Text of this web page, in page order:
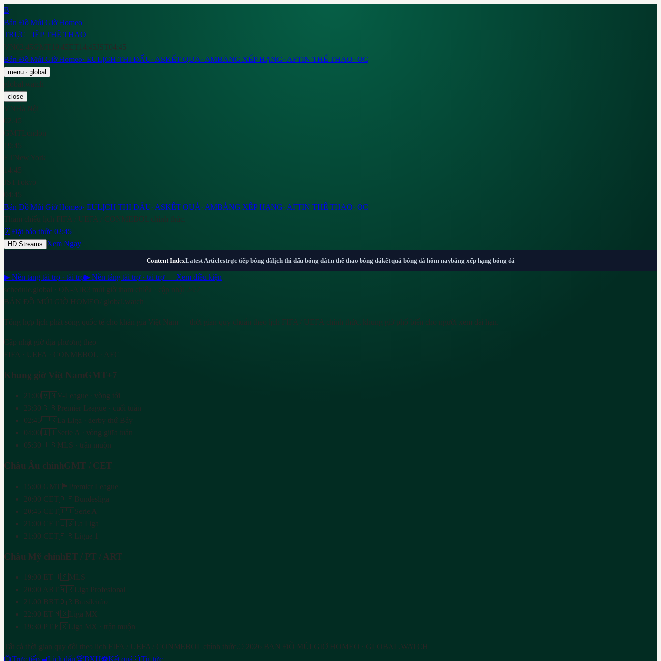
B
Bản Đồ Múi Giờ Homeo
TRỰC TIẾP THỂ THAO
VN02:45GMT 19:45ET 14:45 JST04:45
Bản Đồ Múi Giờ Homeo· EULỊCH THI ĐẤU· ASKẾT QUẢ· AMBẢNG XẾP HẠNG· AFTIN THỂ THAO· OC
menu · global
global.watch
close
VNHà Nội
02:45
GMTLondon
19:45
ETNew York
14:45
JSTTokyo
04:45
Bản Đồ Múi Giờ Homeo· EULỊCH THI ĐẤU· ASKẾT QUẢ· AMBẢNG XẾP HẠNG· AFTIN THỂ THAO· OC
Tham chiếu lịch FIFA / UEFA / CONMEBOL chính thức.
⏰Đặt báo thức 02:45
HD Streams Xem Ngay
Content IndexLatest Articlestrực tiếp bóng đálịch thi đấu bóng đátin thể thao bóng đákết quả bóng đá hôm naybảng xếp hạng bóng đá
▶ Nền tảng tài trợ · tài trợ▶ Nền tảng tài trợ · tài trợ — Xem điều kiện
schedule.global · ON-AIR3 múi giờ tham chiếu · cập nhật 24/7
BẢN ĐỒ MÚI GIỜ HOMEO/ global.watch
Tổng hợp lịch phát sóng quốc tế cho khán giả Việt Nam — thời gian quy chuẩn theo lịch FIFA / UEFA chính thức, khung giờ phổ biến cho người xem dài hạn.
Cập nhật giờ địa phương theo
FIFA · UEFA · CONMEBOL · AFC
Khung giờ Việt NamGMT+7
21:00🇻🇳V-League · vòng tới
23:30🇬🇧Premier League · cuối tuần
02:45🇪🇸La Liga · derby thứ Bảy
04:00🇮🇹Serie A · vòng giữa tuần
05:30🇺🇸MLS · trận muộn
Châu Âu chínhGMT / CET
15:00 GMT 🏴 Premier League
20:00 CET🇩🇪Bundesliga
20:45 CET🇮🇹Serie A
21:00 CET🇪🇸La Liga
21:00 CET🇫🇷Ligue 1
Châu Mỹ chínhET / PT / ART
19:00 ET🇺🇸MLS
20:00 ART🇦🇷Liga Profesional
21:00 BRT🇧🇷Brasileirão
22:00 ET🇲🇽Liga MX
19:30 PT🇲🇽Liga MX · trận muộn
Tất cả thời gian quy đổi theo lịch FIFA / UEFA / CONMEBOL chính thức. © 2026 BẢN ĐỒ MÚI GIỜ HOMEO · GLOBAL.WATCH
📺Trực tiếp📅Lịch đấu🏆BXH⚽Kết quả📰Tin tức